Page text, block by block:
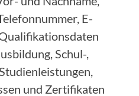
E-
Schul-,
und Zertifikaten